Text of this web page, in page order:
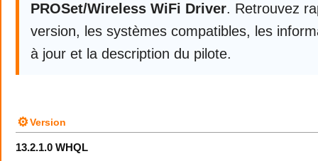
PROSet/Wireless WiFi Driver. Retrouvez
version, les systèmes compatibles, les
à jour et la description du pilote.
⚙Version
13.2.1.0 WHQL